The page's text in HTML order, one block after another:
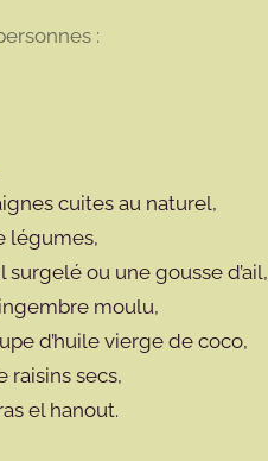
:
cuites au naturel,
légumes,
surgelé ou une gousse d’ail,
moulu,
d’huile vierge de coco,
raisins secs,
el hanout.